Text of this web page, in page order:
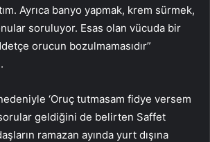
Ayrıca banyo yapmak, krem sürmek,
soruluyor. Esas olan vücuda bir
orucun bozulmamasıdır”
nedeniyle ‘Oruç tutmasam fidye versem
geldiğini de belirten Saffet
ramazan ayında yurt dışına